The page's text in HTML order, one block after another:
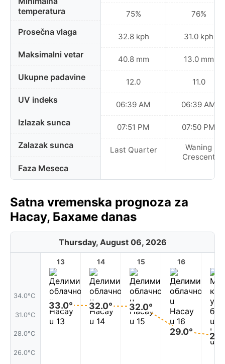
temperatura
Prosečna vlaga
Maksimalni vetar
Ukupne padavine
UV indeks
Izlazak sunca
Zalazak sunca
Faza Meseca
75%
32.8 kph
40.8 mm
12.0
06:39 AM
07:51 PM
Last Quarter
76%
31.0 kph
13.0 mm
11.0
06:39 AM
07:50 PM
Waning
Crescent
Satna vremenska prognoza za
Насау, Бахаме danas
Thursday, August 06, 2026
34.0°C
31.0°C
28.0°C
26.0°C
13
33.0°
14
32.0°
15
32.0°
16
29.0°